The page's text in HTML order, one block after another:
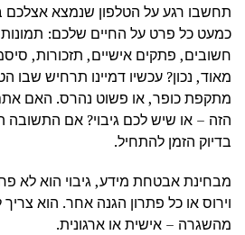
תחשבו רגע על הטלפון שנמצא אצלכם
כמעט כל פרט על החיים שלכם: תמונות
חשובים, פתקים אישיים, תזכורות,
מאוד, נכון? עכשיו דמיינו תרחיש שבו
מתקפת כופר, או פשוט נהרס. האם
הזה – או שיש לכם גיבוי? אם התשובה
בדיוק הזמן להתחיל.
מבחינת אבטחת מידע, גיבוי הוא לא
וירוס או כל פתרון הגנה אחר. הוא
מהשגרה – אישית או ארגונית.